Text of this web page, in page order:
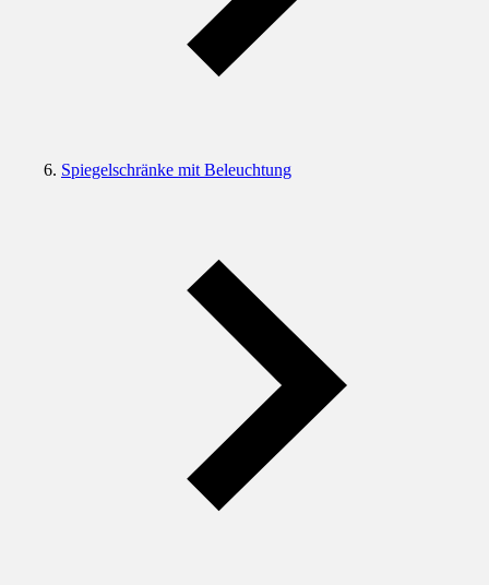
Spiegelschränke mit Beleuchtung